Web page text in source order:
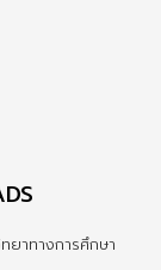
ยาทางการศึกษา